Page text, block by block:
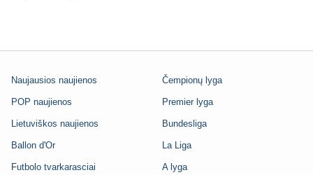
Naujausios naujienos
POP naujienos
Lietuviškos naujienos
Ballon d'Or
Futbolo tvarkarasciai
Čempionų lyga
Premier lyga
Bundesliga
La Liga
A lyga